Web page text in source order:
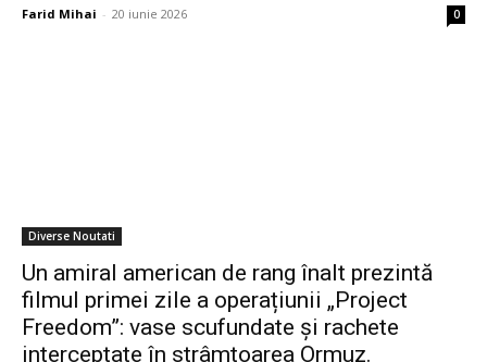
Farid Mihai - 20 iunie 2026 0
Diverse Noutati
Un amiral american de rang înalt prezintă
filmul primei zile a operațiunii „Project
Freedom”: vase scufundate și rachete
interceptate în strâmtoarea Ormuz.